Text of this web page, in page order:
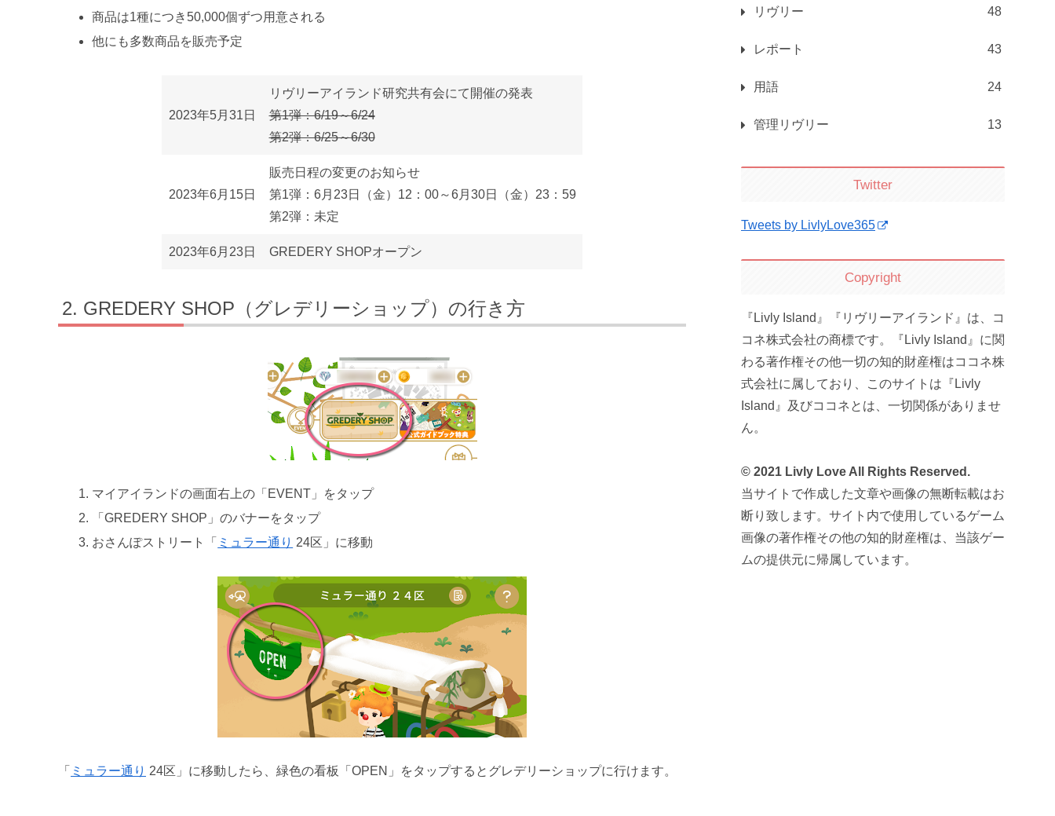
商品は1種につき50,000個ずつ用意される
他にも多数商品を販売予定
2023年5月31日
リヴリーアイランド研究共有会にて開催の発表
第1弾：6/19～6/24
第2弾：6/25～6/30
2023年6月15日
販売日程の変更のお知らせ
第1弾：6月23日（金）12：00～6月30日（金）23：59
第2弾：未定
2023年6月23日 GREDERY SHOPオープン
GREDERY SHOP（グレデリーショップ）の行き方
マイアイランドの画面右上の「EVENT」をタップ
「GREDERY SHOP」のバナーをタップ
おさんぽストリート「 ミュラー通り 24区」に移動
「 ミュラー通り 24区」に移動したら、緑色の看板「OPEN」をタップするとグレデリーショップに行けます。
リヴリー 48
レポート 43
用語 24
管理リヴリー 13
Twitter
Tweets by LivlyLove365
Copyright
『Livly Island』『リヴリーアイランド』は、コ
コネ株式会社の商標です。『Livly Island』に関
わる著作権その他一切の知的財産権はココネ株
式会社に属しており、このサイトは『Livly
Island』及びココネとは、一切関係がありませ
ん。
© 2021 Livly Love All Rights Reserved.
当サイトで作成した文章や画像の無断転載はお
断り致します。サイト内で使用しているゲーム
画像の著作権その他の知的財産権は、当該ゲー
ムの提供元に帰属しています。